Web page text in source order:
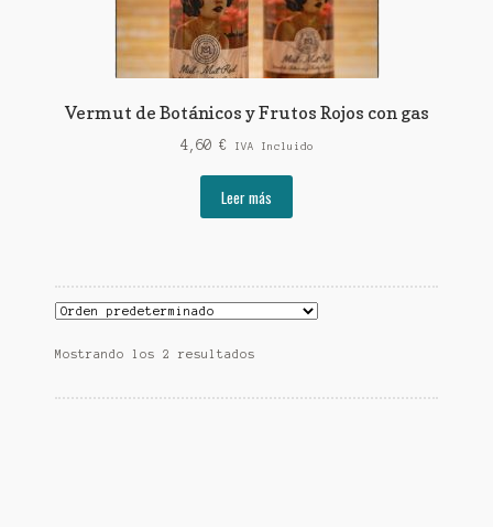
página
de
producto
Vermut de Botánicos y Frutos Rojos con gas
4,60 € IVA Incluido
Leer más
Mostrando los 2 resultados